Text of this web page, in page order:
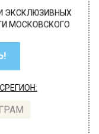
ЭКСКЛЮЗИВНЫХ
МОСКОВСКОГО